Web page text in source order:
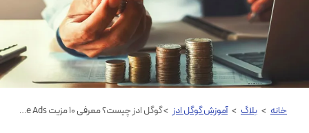
خانه > بلاگ > آموزش گوگل ادز > گوگل ادز چیست؟ معرفی ۱۰ مزیت Google Ads برای رشد کسب‌وکارها